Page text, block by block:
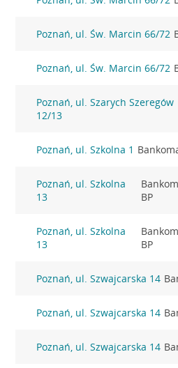
Poznań, ul. Św. Marcin 66/72
Poznań, ul. Św. Marcin 66/72
Poznań, ul. Szarych Szeregów
12/13
Poznań, ul. Szkolna 1
Poznań, ul. Szkolna
13
BP
Poznań, ul. Szkolna
13
BP
Poznań, ul. Szwajcarska 14
Poznań, ul. Szwajcarska 14
Poznań, ul. Szwajcarska 14